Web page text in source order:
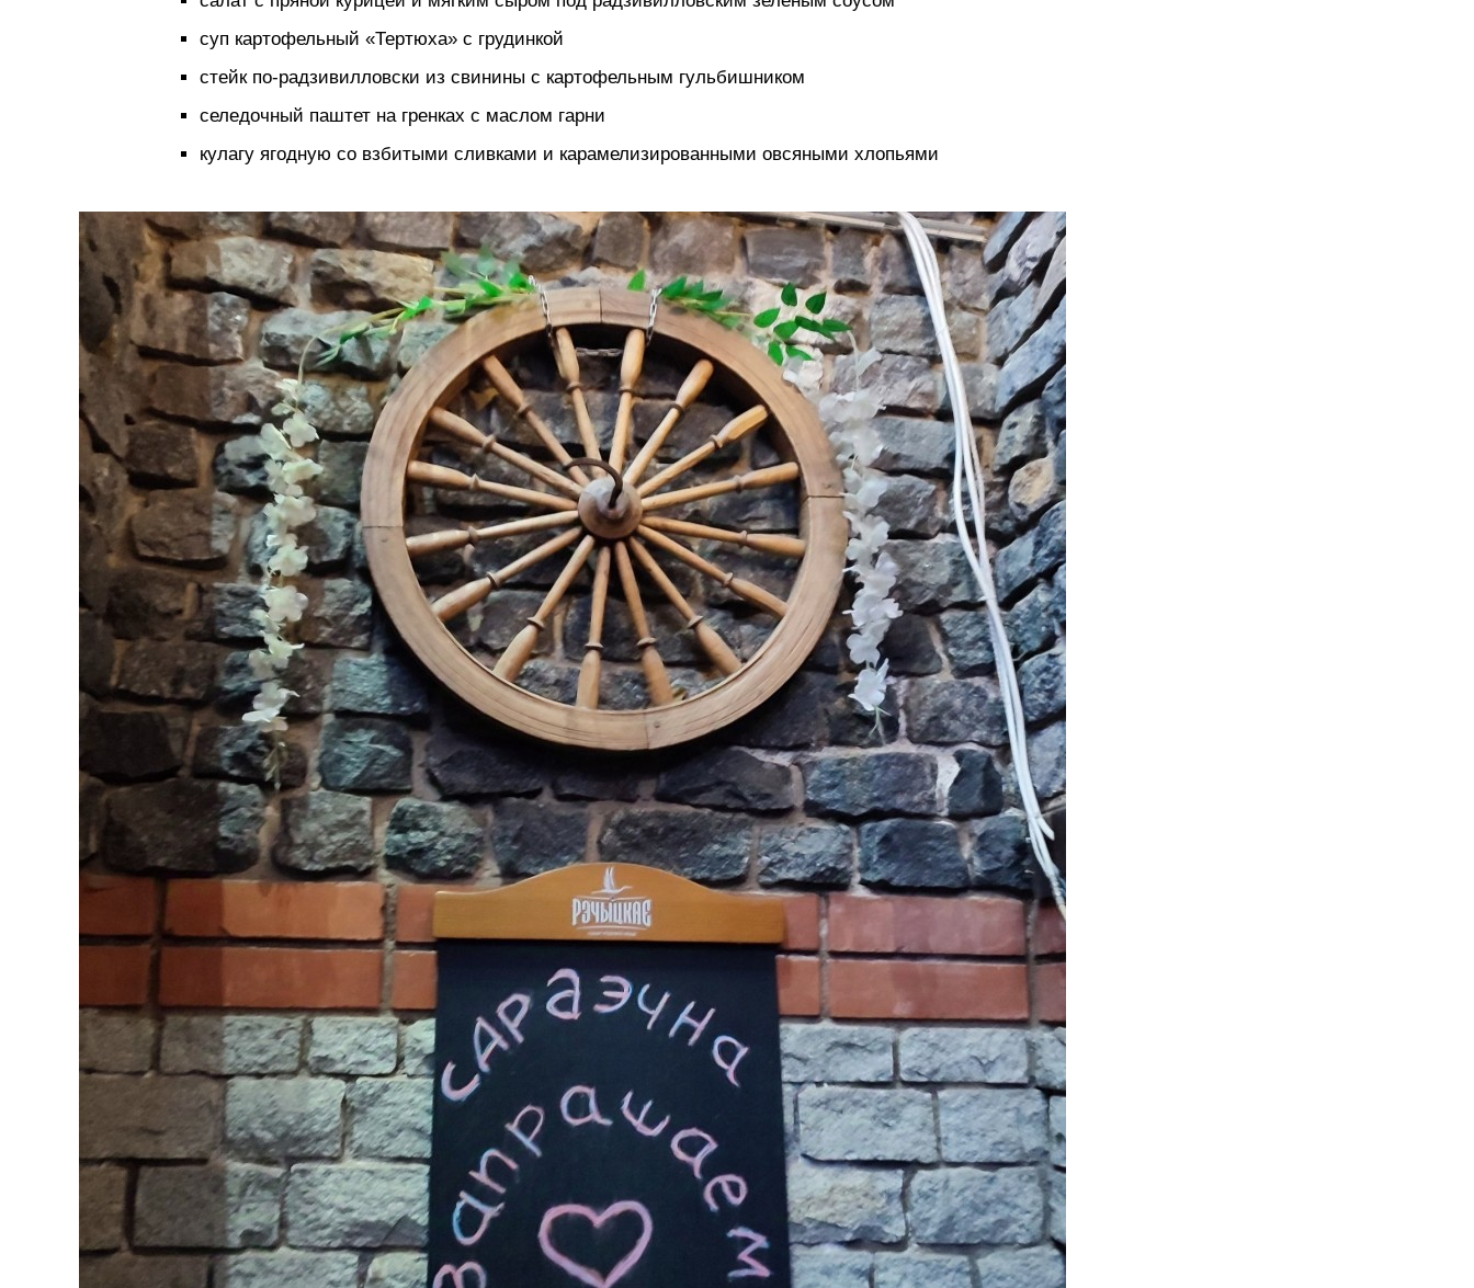
суп картофельный «Тертюха» с грудинкой
стейк по-радзивилловски из свинины с картофельным гульбишником
селедочный паштет на гренках с маслом гарни
кулагу ягодную со взбитыми сливками и карамелизированными овсяными хлопьями